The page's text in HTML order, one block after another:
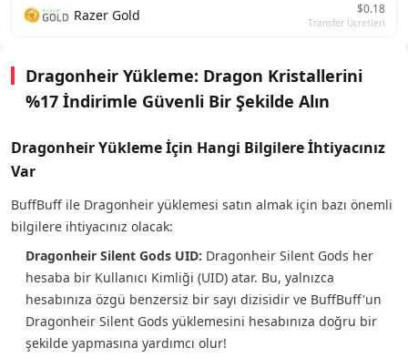
Razer Gold $0.18
Transfer Ücretleri
Dragonheir Yükleme: Dragon Kristallerini
%17 İndirimle Güvenli Bir Şekilde Alın
Dragonheir Yükleme İçin Hangi Bilgilere İhtiyacınız
Var
BuffBuff ile Dragonheir yüklemesi satın almak için bazı önemli
bilgilere ihtiyacınız olacak:
Dragonheir Silent Gods UID: Dragonheir Silent Gods her
hesaba bir Kullanıcı Kimliği (UID) atar. Bu, yalnızca
hesabınıza özgü benzersiz bir sayı dizisidir ve BuffBuff'un
Dragonheir Silent Gods yüklemesini hesabınıza doğru bir
şekilde yapmasına yardımcı olur!